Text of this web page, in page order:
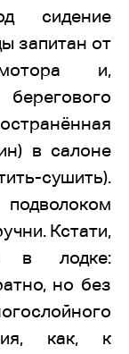
сидение
запитан от
и,
в салоне
сушить).
Кстати,
в лодке:
но без
как, к